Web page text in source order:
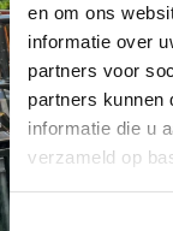
en om ons
informatie over
partners voor
partners kunnen
informatie die u
verzameld op